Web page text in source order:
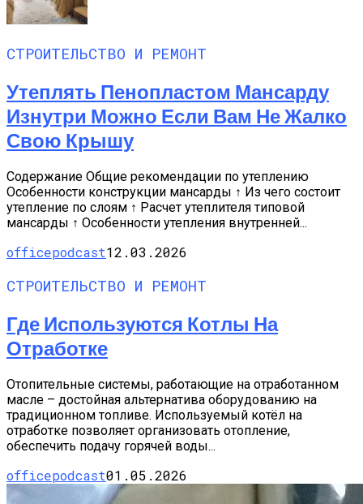
СТРОИТЕЛЬСТВО И РЕМОНТ
Утеплять Пенопластом Мансарду
Изнутри Можно Если Вам Не Жалко
Свою Крышу
Содержание Общие рекомендации по утеплению
Особенности конструкции мансарды ↑ Из чего состоит
утепление по слоям ↑ Расчет утеплителя типовой
мансарды ↑ Особенности утепления внутренней...
officepodcast12.03.2026
СТРОИТЕЛЬСТВО И РЕМОНТ
Где Используются Котлы На
Отработке
Отопительные системы, работающие на отработанном
масле – достойная альтернатива оборудованию на
традиционном топливе. Используемый котёл на
отработке позволяет организовать отопление,
обеспечить подачу горячей воды...
officepodcast01.05.2026